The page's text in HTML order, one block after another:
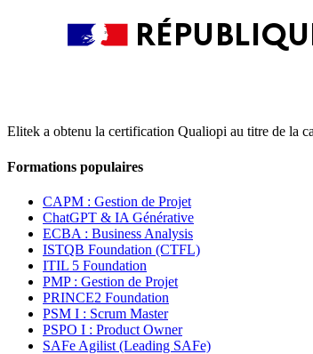
Elitek a obtenu la certification Qualiopi au titre de
Formations populaires
CAPM : Gestion de Projet
ChatGPT & IA Générative
ECBA : Business Analysis
ISTQB Foundation (CTFL)
ITIL 5 Foundation
PMP : Gestion de Projet
PRINCE2 Foundation
PSM I : Scrum Master
PSPO I : Product Owner
SAFe Agilist (Leading SAFe)